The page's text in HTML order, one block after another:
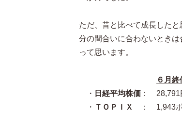
ただ、昔と比べて成長した
分の間合いに合わないとき
って思います。
６月終
・ 日経平均株価：
・ ＴＯＰＩＸ
： 1,943